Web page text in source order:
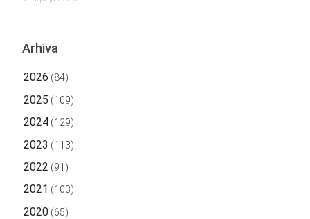
Arhiva
2026 (84)
2025 (109)
2024(129)
2023 (113)
2022 (91)
2021 (103)
2020(65)